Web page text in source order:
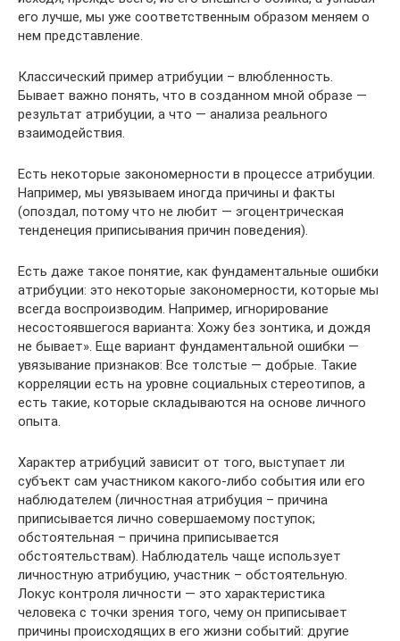
его лучше, мы уже соответственным образом меняем о
нем представление.
Классический пример атрибуции – влюбленность.
Бывает важно понять, что в созданном мной образе —
результат атрибуции, а что — анализа реального
взаимодействия.
Есть некоторые закономерности в процессе атрибуции.
Например, мы увязываем иногда причины и факты
(опоздал, потому что не любит — эгоцентрическая
тенденеция приписывания причин поведения).
Есть даже такое понятие, как фундаментальные ошибки
атрибуции: это некоторые закономерности, которые мы
всегда воспроизводим. Например, игнорирование
несостоявшегося варианта: Хожу без зонтика, и дождя
не бывает». Еще вариант фундаментальной ошибки —
увязывание признаков: Все толстые — добрые. Такие
корреляции есть на уровне социальных стереотипов, а
есть такие, которые складываются на основе личного
опыта.
Характер атрибуций зависит от того, выступает ли
субъект сам участником какого-либо события или его
наблюдателем (личностная атрибуция – причина
приписывается лично совершаемому поступок;
обстоятельная – причина приписывается
обстоятельствам). Наблюдатель чаще использует
личностную атрибуцию, участник – обстоятельную.
Локус контроля личности — это характеристика
человека с точки зрения того, чему он приписывает
причины происходящих в его жизни событий: другие